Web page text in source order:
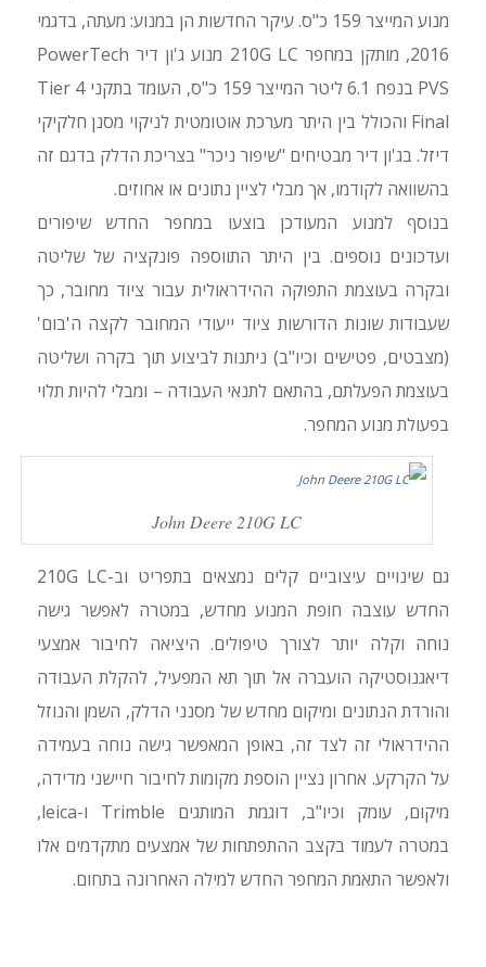
מנוע המייצר 159 כ"ס. עיקר החדשות הן במנוע: מעתה, בדגמי
2016, מותקן במחפר 210G LC מנוע ג'ון דיר PowerTech
PVS בנפח 6.1 ליטר המייצר 159 כ"ס, העומד בתקני Tier 4
Final והכולל בין היתר מערכת אוטומטית לניקוי מסנן חלקיקי
דיזל. בג'ון דיר מבטיחים "שיפור ניכר" בצריכת הדלק בדגם זה
בהשוואה לקודמו, אך מבלי לציין נתונים או אחוזים.
בנוסף למנוע המעודכן בוצעו במחפר החדש שיפורים
ועדכונים נוספים. בין היתר התווספה פונקציה של שליטה
ובקרה בעוצמת התפוקה ההידראולית עבור ציוד מחובר, כך
שעבודות שונות הדורשות ציוד ייעודי המחובר לקצה ה'בום'
(מצבטים, פטישים וכיו"ב) ניתנות לביצוע תוך בקרה ושליטה
בעוצמת הפעלתם, בהתאם לתנאי העבודה – ומבלי להיות תלוי
בפעולת מנוע המחפר.
John Deere 210G LC
גם שינויים עיצוביים קלים נמצאים בתפריט וב-210G LC
החדש עוצבה חופת המנוע מחדש, במטרה לאפשר גישה
נוחה וקלה יותר לצורך טיפולים. היציאה לחיבור אמצעי
דיאגנוסטיקה הועברה אל תוך תא המפעיל, להקלת העבודה
והורדת הנתונים ומיקום מחדש של מסנני הדלק, השמן והנוזל
ההידראולי זה לצד זה, באופן המאפשר גישה נוחה בעמידה
על הקרקע. אחרון נציין הוספת מקומות לחיבור חיישני מדידה,
מיקום, עומק וכיו"ב, דוגמת המותגים Trimble ו-leica,
במטרה לעמוד בקצב ההתפתחות של אמצעים מתקדמים אלו
ולאפשר התאמת המחפר החדש למילה האחרונה בתחום.